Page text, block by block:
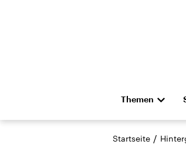
Themen
Die Nachrichten
Hörspiel und
Startseite /